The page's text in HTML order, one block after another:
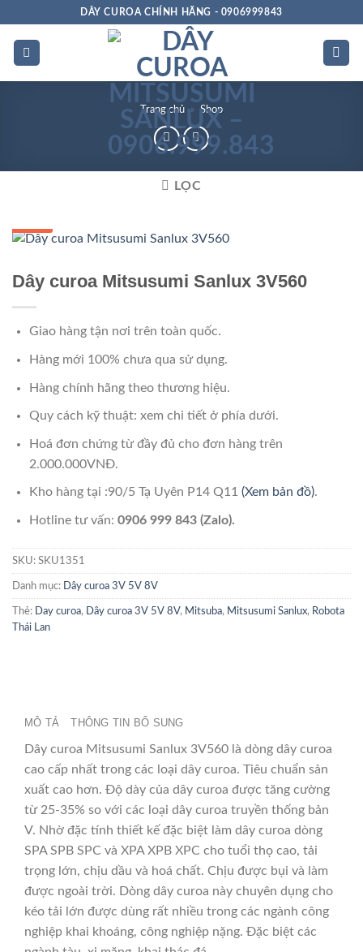
dung
DÂY CUROA CHÍNH HÃNG - 0906999843
Trang chủ » Shop
LỌC
Dây curoa Mitsusumi Sanlux 3V560
Giao hàng tận nơi trên toàn quốc.
Hàng mới 100% chưa qua sử dụng.
Hàng chính hãng theo thương hiệu.
Quy cách kỹ thuật: xem chi tiết ở phía dưới.
Hoá đơn chứng từ đầy đủ cho đơn hàng trên
2.000.000VNĐ.
Kho hàng tại :90/5 Tạ Uyên P14 Q11 (Xem bản đồ).
Hotline tư vấn: 0906 999 843 (Zalo).
SKU: SKU1351
Danh mục: Dây curoa 3V 5V 8V
Thẻ: Day curoa, Dây curoa 3V 5V 8V, Mitsuba, Mitsusumi Sanlux, Robota
Thái Lan
MÔ TẢ THÔNG TIN BỔ SUNG
Dây curoa Mitsusumi Sanlux 3V560 là dòng dây curoa
cao cấp nhất trong các loại dây curoa. Tiêu chuẩn sản
xuất cao hơn. Độ dày của dây curoa được tăng cường
từ 25-35% so với các loại dây curoa truyền thống bản
V. Nhờ đặc tính thiết kế đặc biệt làm dây curoa dòng
SPA SPB SPC và XPA XPB XPC cho tuổi thọ cao, tải
trọng lớn, chịu dầu và hoá chất. Chịu được bụi và làm
được ngoài trời. Dòng dây curoa này chuyên dụng cho
kéo tải lớn được dùng rất nhiều trong các ngành công
nghiệp khai khoáng, công nghiệp nặng. Đặc biệt các